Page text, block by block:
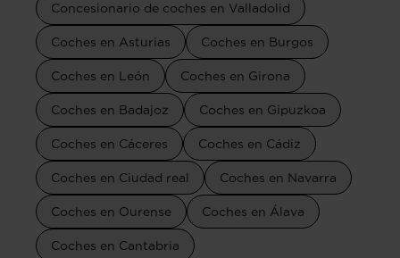
Concesionario de coches en Valladolid
Coches en Asturias Coches en Burgos
Coches en León Coches en Girona
Coches en Badajoz Coches en Gipuzkoa
Coches en Cáceres Coches en Cádiz
Coches en Ciudad real Coches en Navarra
Coches en Ourense Coches en Álava
Coches en Cantabria